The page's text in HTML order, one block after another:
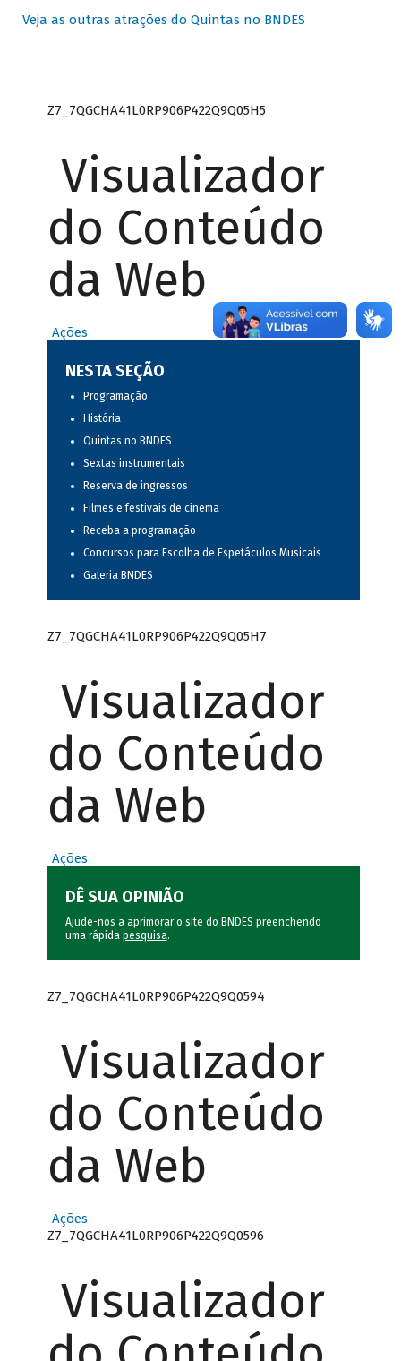
Veja as outras atrações do Quintas no BNDES
Z7_7QGCHA41L0RP906P422Q9Q05H5
Visualizador
do Conteúdo
da Web
Ações
NESTA SEÇÃO
Programação
História
Quintas no BNDES
Sextas instrumentais
Reserva de ingressos
Filmes e festivais de cinema
Receba a programação
Concursos para Escolha de Espetáculos Musicais
Galeria BNDES
Z7_7QGCHA41L0RP906P422Q9Q05H7
Visualizador
do Conteúdo
da Web
Ações
DÊ SUA OPINIÃO
Ajude-nos a aprimorar o site do BNDES preenchendo
uma rápida pesquisa.
Z7_7QGCHA41L0RP906P422Q9Q0594
Visualizador
do Conteúdo
da Web
Ações
Z7_7QGCHA41L0RP906P422Q9Q0596
Visualizador